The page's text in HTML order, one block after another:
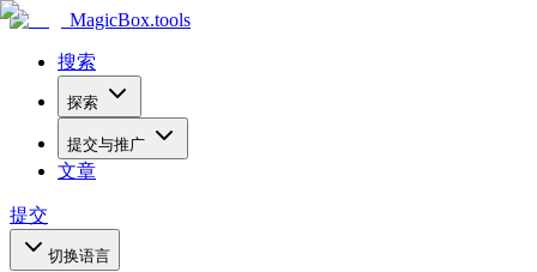
MagicBox.tools
搜索
探索
提交与推广
文章
提交
切换语言